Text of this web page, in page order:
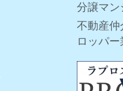
分譲マン
不動産仲
ロッパ